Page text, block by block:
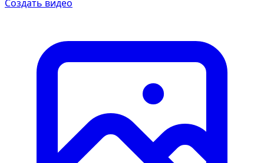
Создать видео